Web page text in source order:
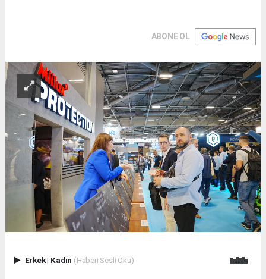
ABONE OL
Erkek| Kadın (Haberi Sesli Oku)